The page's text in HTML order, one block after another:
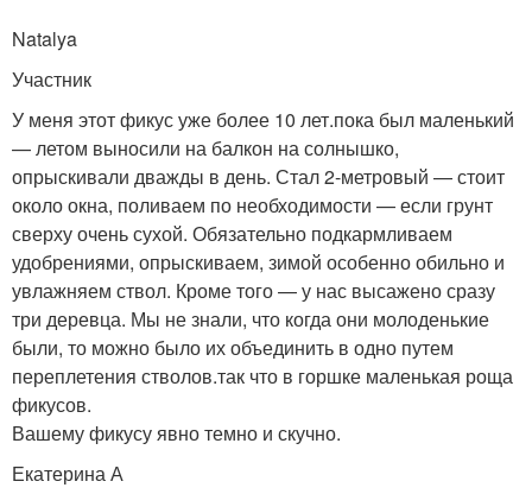
Natalya
Участник
У меня этот фикус уже более 10 лет.пока был маленький
— летом выносили на балкон на солнышко,
опрыскивали дважды в день. Стал 2-метровый — стоит
около окна, поливаем по необходимости — если грунт
сверху очень сухой. Обязательно подкармливаем
удобрениями, опрыскиваем, зимой особенно обильно и
увлажняем ствол. Кроме того — у нас высажено сразу
три деревца. Мы не знали, что когда они молоденькие
были, то можно было их объединить в одно путем
переплетения стволов.так что в горшке маленькая роща
фикусов.
Вашему фикусу явно темно и скучно.
Екатерина А